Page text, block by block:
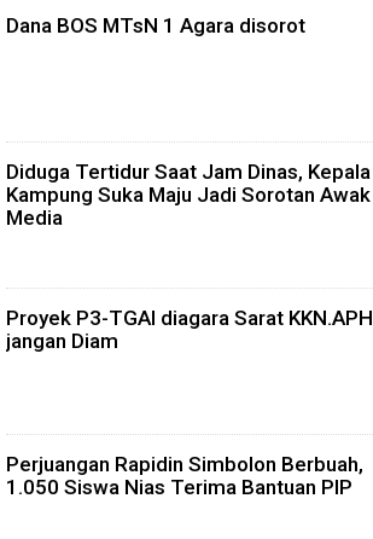
Dana BOS MTsN 1 Agara disorot
Diduga Tertidur Saat Jam Dinas, Kepala
Kampung Suka Maju Jadi Sorotan Awak
Media
Proyek P3-TGAI diagara Sarat KKN.APH
jangan Diam
Perjuangan Rapidin Simbolon Berbuah,
1.050 Siswa Nias Terima Bantuan PIP